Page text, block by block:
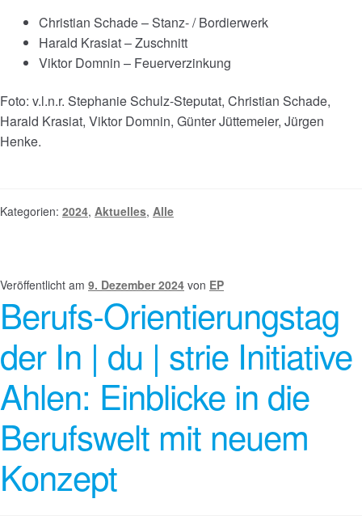
Christian Schade – Stanz- / Bordierwerk
Harald Krasiat – Zuschnitt
Viktor Domnin – Feuerverzinkung
Foto: v.l.n.r. Stephanie Schulz-Steputat, Christian Schade,
Harald Krasiat, Viktor Domnin, Günter Jüttemeier, Jürgen
Henke.
Kategorien: 2024, Aktuelles, Alle
Veröffentlicht am 9. Dezember 2024 von EP
Berufs-Orientierungstag
der In | du | strie Initiative
Ahlen: Einblicke in die
Berufswelt mit neuem
Konzept